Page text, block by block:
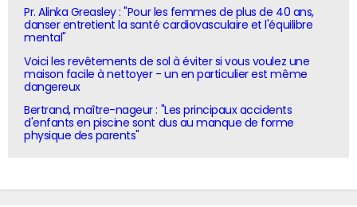
Pr. Alinka Greasley : "Pour les femmes de plus de 40 ans,
danser entretient la santé cardiovasculaire et l'équilibre
mental"
Voici les revêtements de sol à éviter si vous voulez une
maison facile à nettoyer - un en particulier est même
dangereux
Bertrand, maître-nageur : "Les principaux accidents
d'enfants en piscine sont dus au manque de forme
physique des parents"